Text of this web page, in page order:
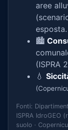
aree
esposta.
🏙️
(ISPRA
💧
Fonti:
ISPRA IdroGEO
suolo ·